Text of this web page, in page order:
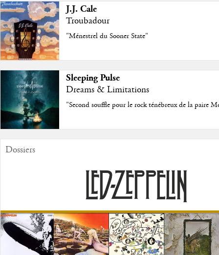
J.J. Cale
Troubadour
"Ménestrel du Sooner State"
Sleeping Pulse
Dreams & Limitations
"Second souffle pour le rock ténébreux de la paire
Dossiers